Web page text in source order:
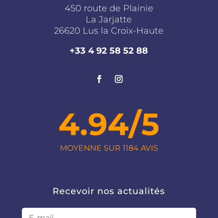
450 route de Plainie
La Jarjatte
26620 Lus la Croix-Haute
+33 4 92 58 52 88
4.94/5
MOYENNE SUR 1184 AVIS
Recevoir nos actualités